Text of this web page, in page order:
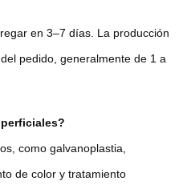
en 3–7 días. La producción
pedido, generalmente de 1 a
como galvanoplastia,
de color y tratamiento